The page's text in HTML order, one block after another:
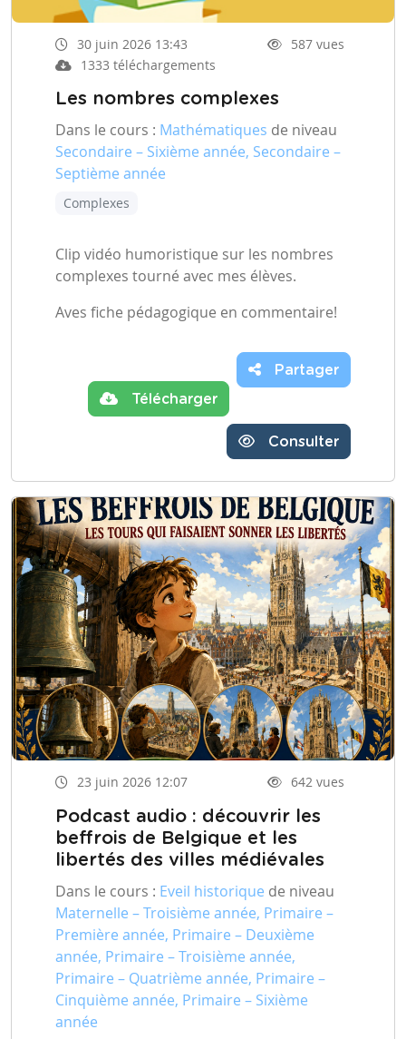
30 juin 2026 13:43
587 vues
1333 téléchargements
Les nombres complexes
Dans le cours : Mathématiques de niveau
Secondaire – Sixième année, Secondaire –
Septième année
Complexes
Clip vidéo humoristique sur les nombres
complexes tourné avec mes élèves.
Aves fiche pédagogique en commentaire!
Télécharger
Partager
Consulter
23 juin 2026 12:07 642 vues
Podcast audio : découvrir les
beffrois de Belgique et les
libertés des villes médiévales
Dans le cours : Eveil historique de niveau
Maternelle – Troisième année, Primaire –
Première année, Primaire – Deuxième
année, Primaire – Troisième année,
Primaire – Quatrième année, Primaire –
Cinquième année, Primaire – Sixième
année